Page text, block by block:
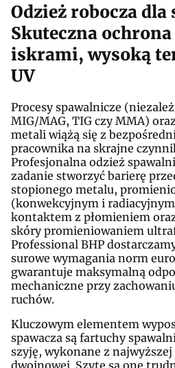
Odzież robocza dla
Skuteczna
iskrami, wysoką
UV
Procesy spawalnicze
MIG/MAG, TIG czy MMA)
metali wiążą się z
pracownika na skrajne
Profesjonalna odzież
zadanie stworzyć barierę
stopionego metalu,
(konwekcyjnym i
kontaktem z płomieniem
skóry promieniowaniem
Professional BHP
surowe wymagania norm
gwarantuje maksymalną
mechaniczne przy
ruchów.
Kluczowym elementem
spawacza są fartuchy
szyję, wykonane z
dwoinowej. Szyte są one